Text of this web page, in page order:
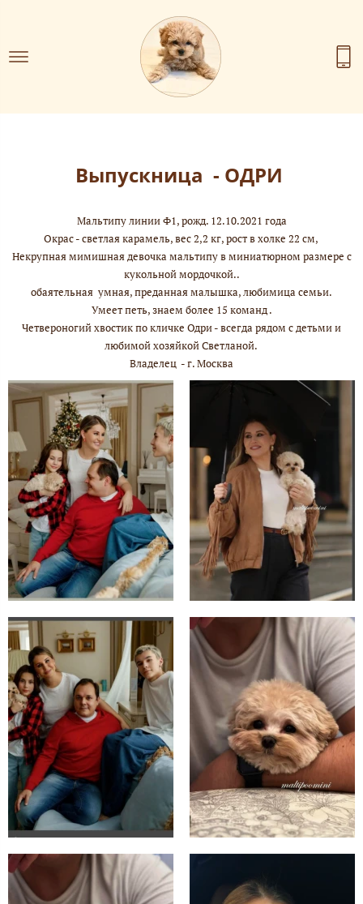
Выпускница - ОДРИ
Мальтипу линии Ф1, рожд. 12.10.2021 года
Окрас - светлая карамель, вес 2,2 кг, рост в холке 22 см,
Некрупная мимишная девочка мальтипу в миниатюрном размере с
кукольной мордочкой..
обаятельная умная, преданная малышка, любимица семьи.
Умеет петь, знаем более 15 команд .
Четвероногий хвостик по кличке Одри - всегда рядом с детьми и
любимой хозяйкой Светланой.
Владелец - г. Москва